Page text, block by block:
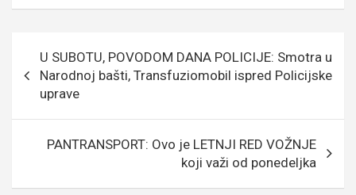
o
o
k
g
e
g
er
A
p
чланка
U SUBOTU, POVODOM DANA POLICIJE: Smotra u
Narodnoj bašti, Transfuziomobil ispred Policijske
uprave
PANTRANSPORT: Ovo je LETNJI RED VOŽNJE
koji važi od ponedeljka